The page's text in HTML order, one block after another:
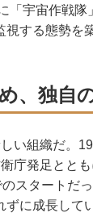
「宇宙作戦
する態勢を
、独自
い組織だ。
庁発足とと
スタートだ
ずに成長し